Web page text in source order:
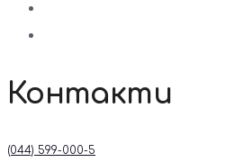
Контакти
(044) 599-000-5